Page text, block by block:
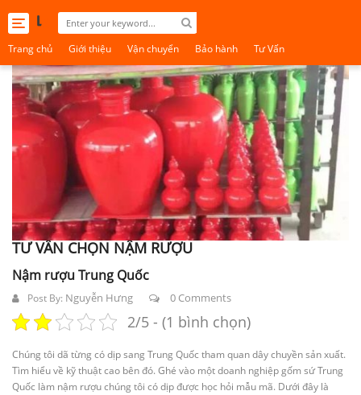
Toggle
navigation
Trang chủ Giới thiệu Vận chuyển Bảo hành Tư Vấn
TƯ VẤN CHỌN NẬM RƯỢU
Nậm rượu Trung Quốc
Post By: Nguyễn Hưng 0 Comments
2/5 - (1 bình chọn)
Chúng tôi dã từng có dịp sang Trung Quốc tham quan dây chuyền sản xuất.
Tìm hiểu về kỹ thuật cao bên đó. Ghé vào một doanh nghiệp gốm sứ Trung
Quốc làm nậm rượu chúng tôi có dịp được học hỏi mẫu mã. Dưới đây là